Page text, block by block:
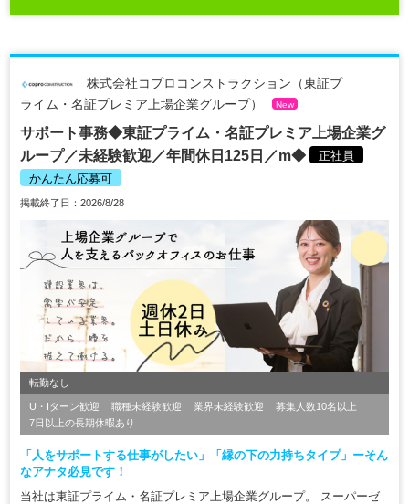
株式会社コプロコンストラクション（東証プ
ライム・名証プレミア上場企業グループ）
New
サポート事務◆東証プライム・名証プレミア上場企業グ
ループ／未経験歓迎／年間休日125日／m◆
正社員
かんたん応募可
掲載終了日：2026/8/28
転勤なし
U・Iターン歓迎 職種未経験歓迎 業界未経験歓迎
募集人数10名以上
7日以上の長期休暇あり
「人をサポートする仕事がしたい」「縁の下の力持ちタイプ」ーそん
なアナタ必見です！
当社は東証プライム・名証プレミア上場企業グループ。 スーパーゼ